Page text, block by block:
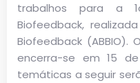
trabalhos para a
Biofeedback,
Biofeedback (ABBIO).
encerra-se em 15
temáticas a seguir